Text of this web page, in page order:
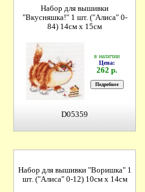
Набор для вышивки
"Вкусняшка!" 1 шт. ("Алиса" 0-
84) 14см х 15см
в наличии
Цена:
262 р.
D05359
Набор для вышивки "Воришка" 1
шт. ("Алиса" 0-12) 10см х 14см